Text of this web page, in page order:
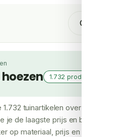
1.732 producten
tuinartikelen over meerdere
je de laagste prijs en bij hoeveel
op materiaal, prijs en merk om